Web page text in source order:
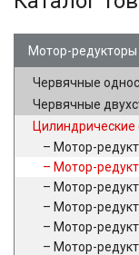
Мотор-редукторы
Червячные
Червячные
Цилиндрические
Мотор-
Мотор-
Мотор-
Мотор-
Мотор-
Мотор-